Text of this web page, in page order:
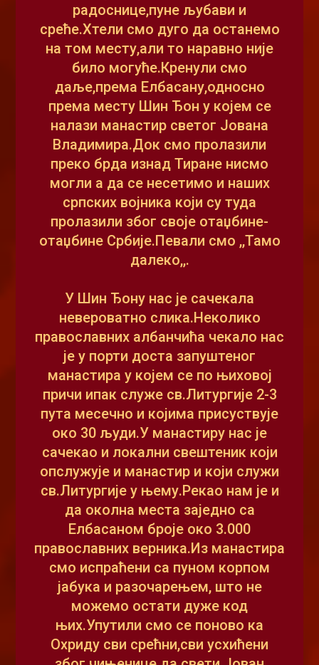
радоснице,пуне љубави и
среће.Хтели смо дуго да останемо
на том месту,али то наравно није
било могуће.Кренули смо
даље,према Елбасану,односно
према месту Шин Ђон у којем се
налази манастир светог Јована
Владимира.Док смо пролазили
преко брда изнад Тиране нисмо
могли а да се несетимо и наших
српских војника који су туда
пролазили због своје отаџбине-
отаџбине Србије.Певали смо ,,Тамо
далеко,,.
У Шин Ђону нас је сачекала
невероватно слика.Неколико
православних албанчића чекало нас
је у порти доста запуштеног
манастира у којем се по њиховој
причи ипак служе св.Литургије 2-3
пута месечно и којима присуствује
око 30 људи.У манастиру нас је
сачекао и локални свештеник који
опслужује и манастир и који служи
св.Литургије у њему.Рекао нам је и
да околна места заједно са
Елбасаном броје око 3.000
православних верника.Из манастира
смо испраћени са пуном корпом
јабука и разочарењем, што не
можемо остати дуже код
њих.Упутили смо се поново ка
Охриду сви срећни,сви усхићени